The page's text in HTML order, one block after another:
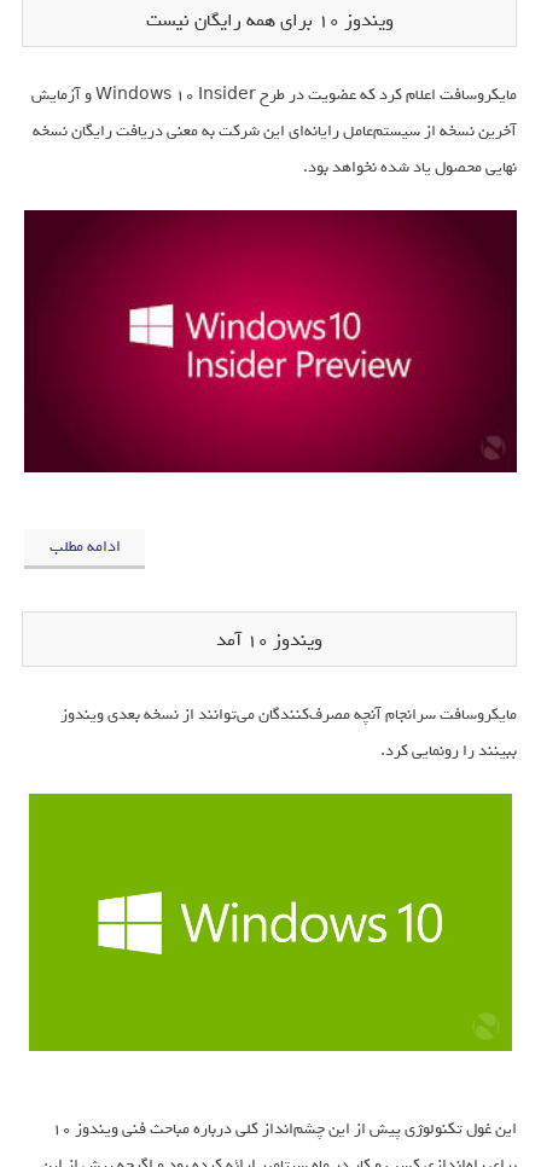
ویندوز 10 برای همه رایگان نیست
مایکروسافت اعلام کرد که عضویت در طرح Windows 10 Insider و آزمایش
آخرین نسخه از سیستم‌عامل رایانه‌ای این شرکت به معنی دریافت رایگان نسخه
نهایی محصول یاد شده نخواهد بود.
ادامه مطلب
ویندوز 10 آمد
مایکروسافت سرانجام آنچه مصرف‌کنندگان می‌توانند از نسخه بعدی ویندوز
ببینند را رونمایی کرد.
این غول تکنولوژی پیش از این چشم‌انداز کلی درباره مباحث فنی ویندوز ۱۰